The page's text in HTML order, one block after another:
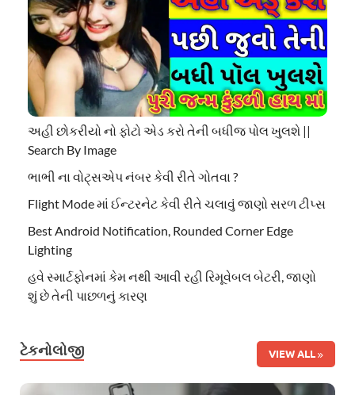
અહી છોકરીયો નો ફોટો એડ કરો તેની બધીજ પોલ ખુલશે ||
Search By Image
ભાભી ના વોટ્સએપ નંબર કેવી રીતે ગોતવા ?
Flight Mode માં ઈન્ટરનેટ કેવી રીતે ચલાવું જાણો સરળ ટીપ્સ
Best Android Notification, Rounded Corner Edge
Lighting
હવે સ્માર્ટફોનમાં કેમ નથી આવી રહી રિમૂવેબલ બેટરી, જાણો
શું છે તેની પાછળનું કારણ
ટેકનોલોજી VIEW ALL